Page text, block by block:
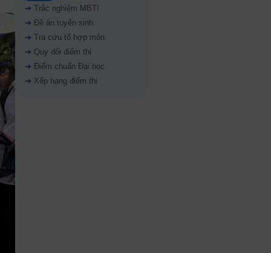
➜ Trắc nghiệm MBTI
➜ Đề án tuyển sinh
➜ Tra cứu tổ hợp môn
➜ Quy đổi điểm thi
➜ Điểm chuẩn Đại học
➜ Xếp hạng điểm thi